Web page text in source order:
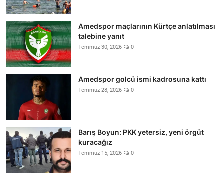
Amedspor maçlarının Kürtçe anlatılması
talebine yanıt
Temmuz 30, 2026 0
Amedspor golcü ismi kadrosuna kattı
Temmuz 28, 2026 0
Barış Boyun: PKK yetersiz, yeni örgüt
kuracağız
Temmuz 15, 2026 0